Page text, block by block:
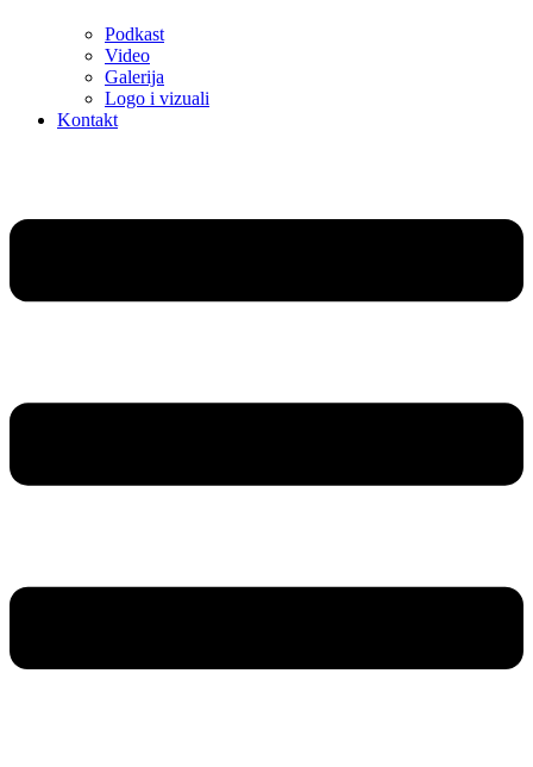
Podkast
Video
Galerija
Logo i vizuali
Kontakt